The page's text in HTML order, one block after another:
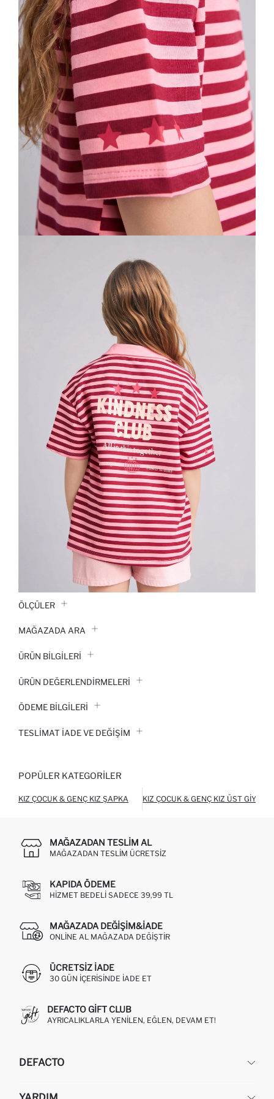
ÖLÇÜLER
MAĞAZADA ARA
ÜRÜN BILGILERI
ÜRÜN DEĞERLENDİRMELERİ
ÖDEME BİLGİLERİ
TESLIMAT İADE VE DEĞIŞIM
POPÜLER KATEGORILER
KIZ ÇOCUK & GENÇ KIZ ŞAPKA KIZ ÇOCUK & GENÇ KIZ ÜST GIYIM
MAĞAZADAN TESLIM AL
MAĞAZADAN TESLIM ÜCRETSIZ
KAPIDA ÖDEME
HIZMET BEDELI SADECE 39,99 TL
MAĞAZADA DEĞIŞIM&İADE
ONLINE AL MAĞAZADA DEĞIŞTIR
ÜCRETSIZ IADE
30 GÜN IÇERISINDE IADE ET
DEFACTO GIFT CLUB
AYRICALIKLARLA YENILEN, EĞLEN, DEVAM ET!
DEFACTO